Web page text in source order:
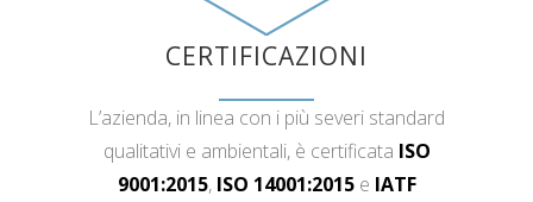
CERTIFICAZIONI
L’azienda, in linea con i più severi standard
qualitativi e ambientali, è certificata ISO
9001:2015, ISO 14001:2015e IATF